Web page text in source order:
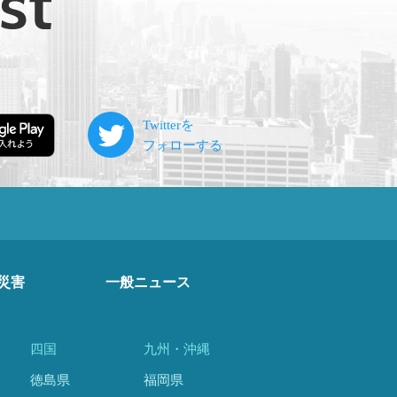
害 一般ニュース
四国
徳島県
九州・沖縄
福岡県